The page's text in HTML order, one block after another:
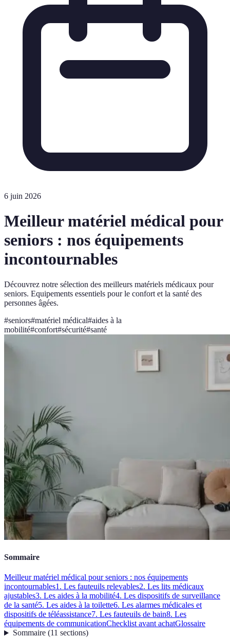
6 juin 2026
Meilleur matériel médical pour
seniors : nos équipements
incontournables
Découvrez notre sélection des meilleurs matériels médicaux pour
seniors. Equipements essentiels pour le confort et la santé des
personnes âgées.
#seniors#matériel médical#aides à la
mobilité#confort#sécurité#santé
Sommaire
Meilleur matériel médical pour seniors : nos équipements
incontournables1. Les fauteuils relevables2. Les lits médicaux
ajustables3. Les aides à la mobilité4. Les dispositifs de surveillance
de la santé5. Les aides à la toilette6. Les alarmes médicales et
dispositifs de téléassistance7. Les fauteuils de bain8. Les
équipements de communicationChecklist avant achatGlossaire
Sommaire(11 sections)